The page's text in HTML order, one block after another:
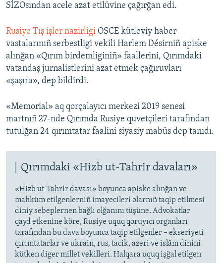
SİZOsından acele azat etilüvine çağırğan edi.
Rusiye Tış işler nazirligi OSCE kütleviy haber
vastalarınıñ serbestligi vekili Harlem Désirniñ apiske
alınğan «Qırım birdemliginiñ» faallerini, Qırımdaki
vatandaş jurnalistlerini azat etmek çağıruvları
«şaşıra», dep bildirdi.
«Memorial» aq qorçalayıcı merkezi 2019 senesi
martnıñ 27-nde Qırımda Rusiye quvetçileri tarafından
tutulğan 24 qırımtatar faalini siyasiy mabüs dep tanıdı.
Qırımdaki «Hizb ut-Tahrir davaları»
«Hizb ut-Tahrir davası» boyunca apiske alınğan ve
mahküm etilgenlerniñ imayecileri olarnıñ taqip etilmesi
diniy sebeplernen bağlı olğanını tüşüne. Advokatlar
qayd etkenine köre, Rusiye uquq qoruyıcı organları
tarafından bu dava boyunca taqip etilgenler – ekseriyeti
qırımtatarlar ve ukrain, rus, tacik, azeri ve islâm dinini
kütken diger millet vekilleri. Halqara uquq işğal etilgen